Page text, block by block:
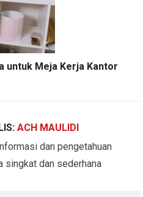
untuk Meja Kerja Kantor
ACH MAULIDI
dan pengetahuan
singkat dan sederhana